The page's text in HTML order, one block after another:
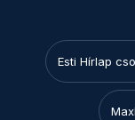
Esti Hírlap